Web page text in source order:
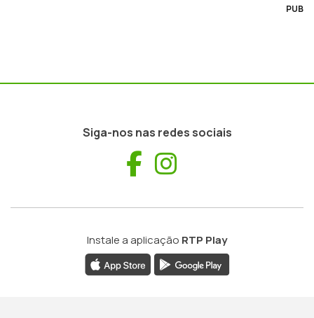
PUB
Siga-nos nas redes sociais
Facebook
Instale a aplicação RTP Play